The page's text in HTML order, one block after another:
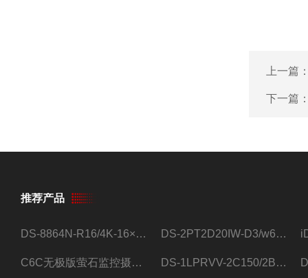
上一篇
下一篇
推荐产品
DS-8864N-R16/4K-16×4T/希捷16盘位录像机 DS-2PT2D20IW-D3/w64路高清硬盘录像机
C6C无极版萤石监控摄像头 DS-1LPRVV-2C150/2B监控室外夜视高清电源线护套线200米/卷